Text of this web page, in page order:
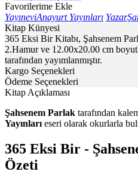
Favorilerime Ekle
YayıneviAnayurt Yayınları Yazar
Kitap Künyesi
365 Eksi Bir Kitabı, Şahsenem
2.Hamur ve 12.00x20.00 cm
tarafından yayımlanmıştır.
Kargo Seçenekleri
Ödeme Seçenekleri
Kitap Açıklaması
Şahsenem Parlak tarafından
Yayınları eseri olarak okurlarla
365 Eksi Bir -
Özeti